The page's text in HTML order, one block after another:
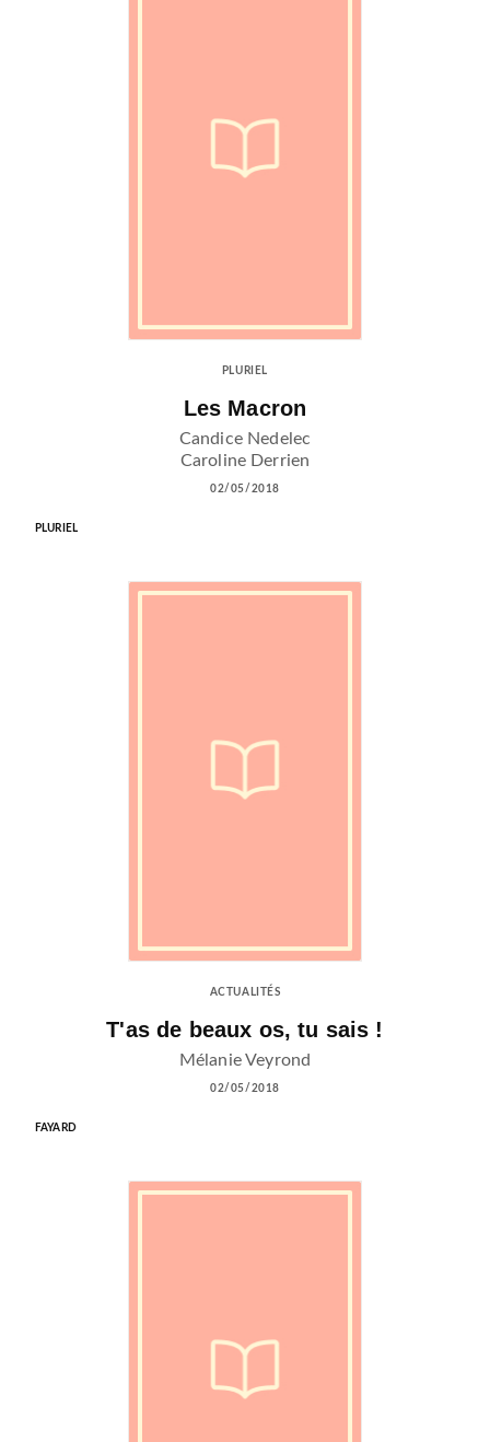
PLURIEL
Les Macron
Candice Nedelec
Caroline Derrien
02/05/2018
PLURIEL
ACTUALITÉS
T'as de beaux os, tu sais !
Mélanie Veyrond
02/05/2018
FAYARD